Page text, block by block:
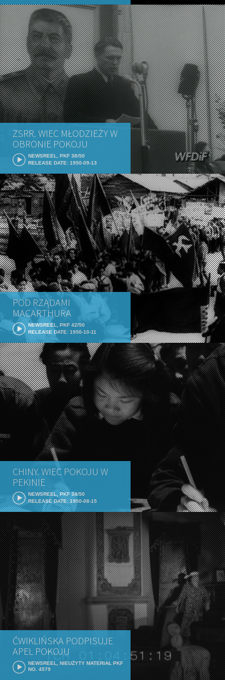
ZSRR. WIEC MŁODZIEŻY W
OBRONIE POKOJU
NEWSREEL, PKF 38/50
RELEASE DATE: 1950-09-13
POD RZĄDAMI
MACARTHURA
NEWSREEL, PKF 42/50
RELEASE DATE: 1950-10-11
CHINY. WIEC POKOJU W
PEKINIE
NEWSREEL, PKF 34/50
RELEASE DATE: 1950-08-15
ĆWIKLIŃSKA PODPISUJE
APEL POKOJU
NEWSREEL, NIEUŻYTY MATERIAŁ PKF
NO. 4579